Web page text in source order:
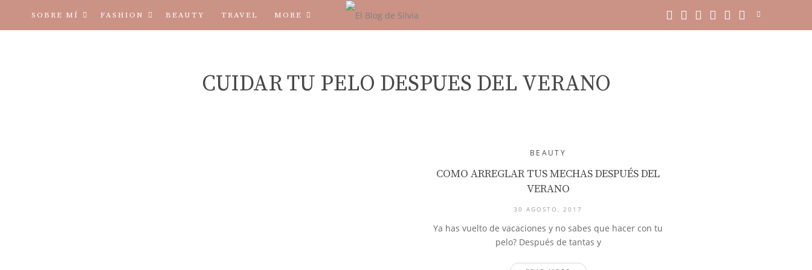
SOBRE MÍ FASHION BEAUTY TRAVEL MORE
CUIDAR TU PELO DESPUES DEL VERANO
BEAUTY
COMO ARREGLAR TUS MECHAS DESPUÉS DEL
VERANO
30 AGOSTO, 2017
Ya has vuelto de vacaciones y no sabes que hacer con tu
pelo? Después de tantas y